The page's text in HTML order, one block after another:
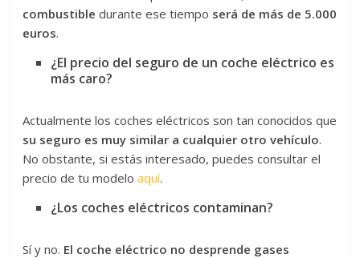
combustibledurante ese tiempo será de más de 5.000
euros.
¿El precio del seguro de un coche eléctrico es
más caro?
Actualmente los coches eléctricos son tan conocidos que
su seguro es muy similar a cualquier otro vehículo.
No obstante, si estás interesado, puedes consultar el
precio de tu modeloaquí.
¿Los coches eléctricos contaminan?
Sí y no. El coche eléctrico no desprende gases